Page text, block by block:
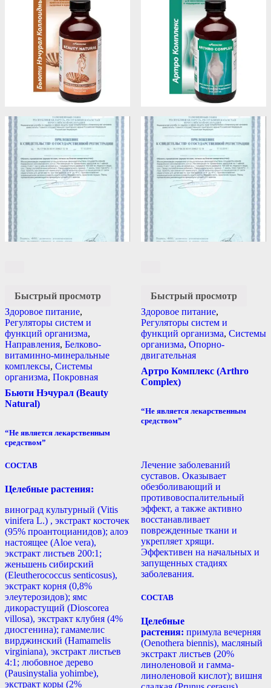
Быстрый просмотр
Здоровое питание,
Регуляторы систем и
функций организма,
Направления, Белково-
витаминно-минеральные
комплексы, Системы
организма, Покровная
Бьюти Нэчурал (Beauty
Natural)
“Не является лекарственным
средством”
СОСТАВ
Целебные растения:
виноград культурный (Vitis
vinifera L.) , экстракт косточек
(95% проантоцианидов); алоэ
настоящее (Aloe vera),
экстракт листьев 200:1;
женьшень сибирский
(Eleutherococcus senticosus),
экстракт корня (0,8%
элеутерозидов); ямс
дикорастущий (Dioscorea
villosa), экстракт клубня (4%
диосгенина); гамамелис
вирджинский (Hamamelis
virginiana), экстракт листьев
4:1; любовное дерево
(Pausinystalia yohimbе),
экстракт коры (2%
Быстрый просмотр
Здоровое питание,
Регуляторы систем и
функций организма, Системы
организма, Опорно-
двигательная
Артро Комплекс (Arthro
Complex)
“Не является лекарственным
средством”
Лечение заболеваний
суставов. Оказывает
обезболивающий и
противовоспалительный
эффект, а также активно
восстанавливает
поврежденные ткани и
укрепляет хрящи.
Эффективен на начальных и
запущенных стадиях
заболевания.
СОСТАВ
Целебные
растения: примула вечерняя
(Oenothera biennis), масляный
экстракт листьев (20%
линоленовой и гамма-
линоленовой кислот); вишня